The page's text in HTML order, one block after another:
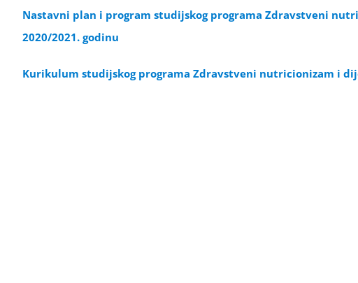
Nastavni plan i program studijskog programa Zdravstveni
2020/2021. godinu
Kurikulum studijskog programa Zdravstveni nutricionizam i